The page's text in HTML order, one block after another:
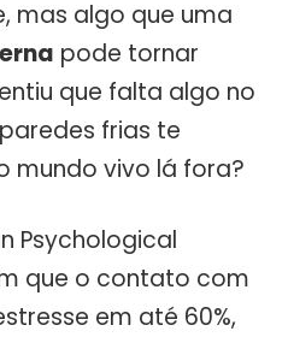
mas algo que uma
pode tornar
que falta algo no
frias te
mundo vivo lá fora?
Psychological
que o contato com
em até 60%,